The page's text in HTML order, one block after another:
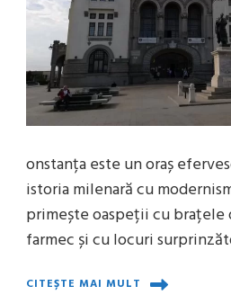
onstanța este un oraș
istoria milenară cu
primește oaspeții cu brațele
farmec și cu locuri
CITEȘTE MAI MULT